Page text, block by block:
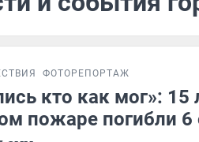
ФОТОРЕПОРТАЖ
кто как мог»: 15
пожаре погибли